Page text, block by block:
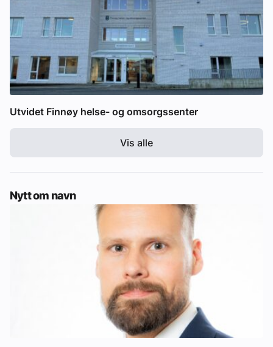
Utvidet Finnøy helse- og omsorgssenter
Vis alle
Nytt om navn